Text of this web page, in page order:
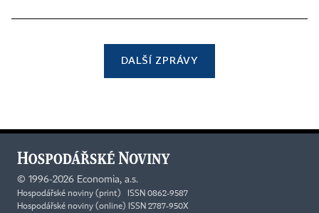
DALŠÍ ZPRÁVY
© 1996-2026 Economia, a.s.
Hospodářské noviny (print) ISSN 0862-9587
Hospodářské noviny (online) ISSN 2787-950X